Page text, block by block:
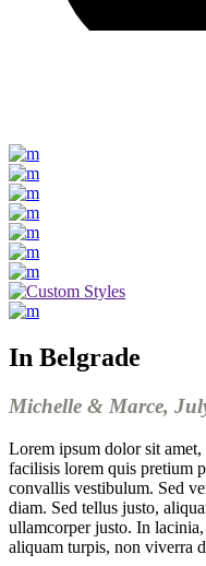
In Belgrade
Michelle & Marce,
Lorem ipsum dolor sit
facilisis lorem quis pretium
convallis vestibulum. Sed
diam. Sed tellus justo,
ullamcorper justo. In
aliquam turpis, non viverra